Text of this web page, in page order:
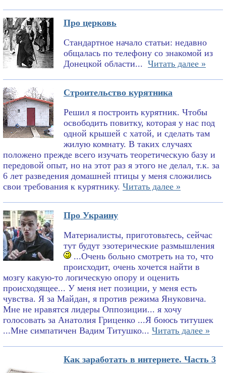
Про церковь
Стандартное начало статьи: недавно
общалась по телефону со знакомой из
Донецкой области... Читать далее »
Строительство курятника
Решил я построить курятник. Чтобы
освободить повитку, которая у нас под
одной крышей с хатой, и сделать там
жилую комнату. В таких случаях
положено прежде всего изучать теоретическую базу и
передовой опыт, но на этот раз я этого не делал, т.к. за
6 лет разведения домашней птицы у меня сложились
свои требования к курятнику. Читать далее »
Про Украину
Материалисты, приготовьтесь, сейчас
тут будут эзотерические размышления
...Очень больно смотреть на то, что
происходит, очень хочется найти в
мозгу какую-то логическую опору и оценить
происходящее... У меня нет позиции, у меня есть
чувства. Я за Майдан, я против режима Януковича.
Мне не нравятся лидеры Оппозиции... я хочу
голосовать за Анатолия Гриценко ...Я боюсь титушек
...Мне симпатичен Вадим Титушко... Читать далее »
Как заработать в интернете. Часть 3